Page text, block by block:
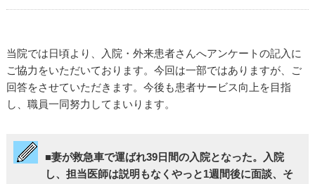
当院では日頃より、入院・外来患者さんへアンケートの記入に
ご協力をいただいております。今回は一部ではありますが、ご
回答をさせていただきます。今後も患者サービス向上を目指
し、職員一同努力してまいります。
■妻が救急車で運ばれ39日間の入院となった。入院
し、担当医師は説明もなくやっと1週間後に面談、そ